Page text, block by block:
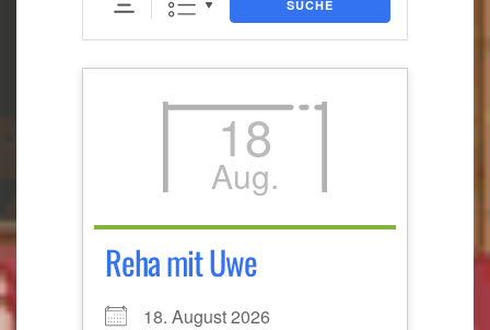
SUCHE
18
Aug.
Reha mit Uwe
18. August 2026